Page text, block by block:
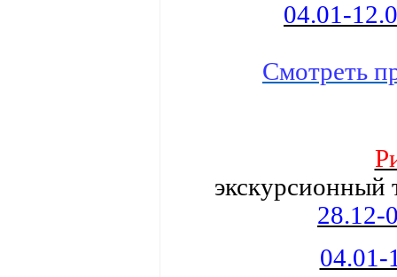
04.01-
Cмотреть
экскурсионный
28.12-
04.01-